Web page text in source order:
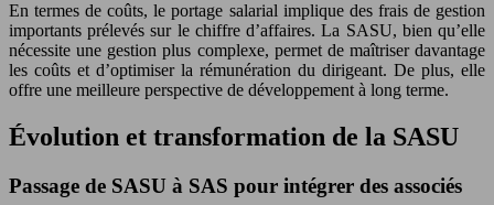
En termes de coûts, le portage salarial implique des frais de gestion
importants prélevés sur le chiffre d’affaires. La SASU, bien qu’elle
nécessite une gestion plus complexe, permet de maîtriser davantage
les coûts et d’optimiser la rémunération du dirigeant. De plus, elle
offre une meilleure perspective de développement à long terme.
Évolution et transformation de la SASU
Passage de SASU à SAS pour intégrer des associés